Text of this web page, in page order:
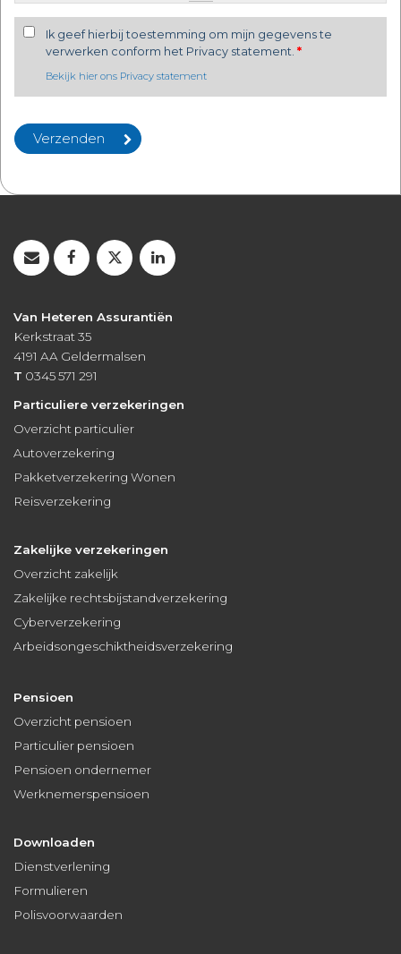
Ik geef hierbij toestemming om mijn gegevens te
verwerken conform het Privacy statement. *
Bekijk hier ons Privacy statement
Van Heteren Assurantiën
Kerkstraat 35
4191 AA Geldermalsen
T 0345 571 291
Particuliere verzekeringen
Overzicht particulier
Autoverzekering
Pakketverzekering Wonen
Reisverzekering
Zakelijke verzekeringen
Overzicht zakelijk
Zakelijke rechtsbijstandverzekering
Cyberverzekering
Arbeidsongeschiktheidsverzekering
Pensioen
Overzicht pensioen
Particulier pensioen
Pensioen ondernemer
Werknemerspensioen
Downloaden
Dienstverlening
Formulieren
Polisvoorwaarden